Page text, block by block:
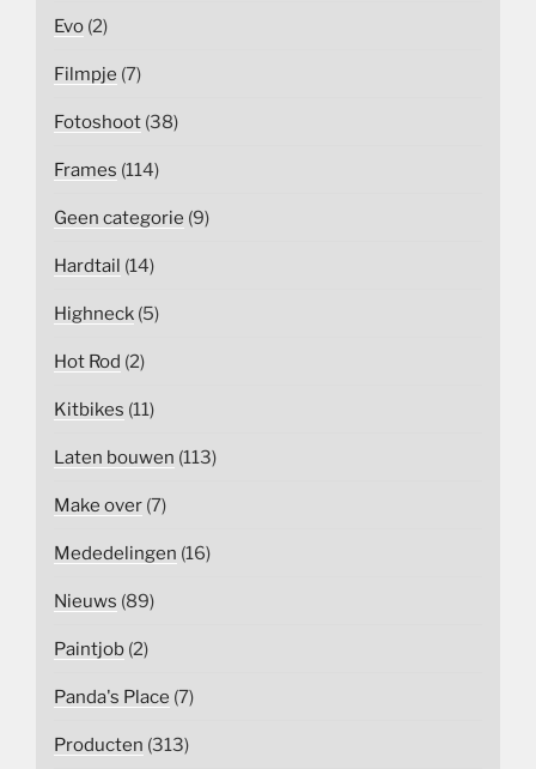
Evo (2)
Filmpje (7)
Fotoshoot (38)
Frames (114)
Geen categorie (9)
Hardtail (14)
Highneck (5)
Hot Rod (2)
Kitbikes (11)
Laten bouwen (113)
Make over (7)
Mededelingen (16)
Nieuws (89)
Paintjob (2)
Panda's Place (7)
Producten (313)